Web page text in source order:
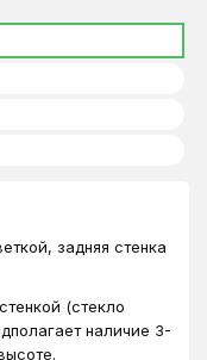
задняя стенка
стенкой (стекло
наличие 3-